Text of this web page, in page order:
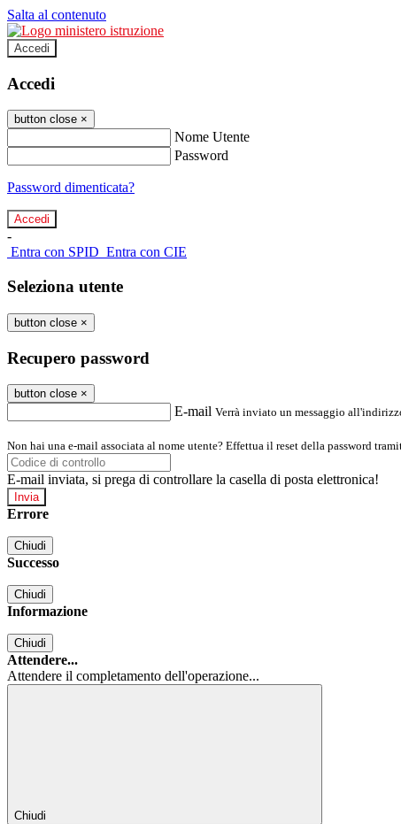
Salta al contenuto
Accedi
Accedi
button close ×
Nome Utente
Password
Password dimenticata?
-
Entra con SPID Entra con CIE
Seleziona utente
button close ×
Recupero password
button close ×
E-mail Verrà inviato un messaggio
Non hai una e-mail associata al nome utente? Effettua il reset della password
E-mail inviata, si prega di controllare la casella di posta elettronica!
Errore
Chiudi
Successo
Chiudi
Informazione
Chiudi
Attendere...
Attendere il completamento dell'operazione...
Chiudi